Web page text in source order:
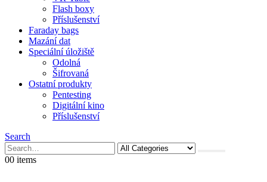
Flash boxy
Příslušenství
Faraday bags
Mazání dat
Speciální úložiště
Odolná
Šifrovaná
Ostatní produkty
Pentesting
Digitální kino
Příslušenství
Search
00 items